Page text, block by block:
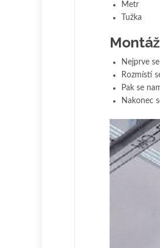
Metr
Tužka
Nejprve
Rozmístí
Pak se
Nakonec